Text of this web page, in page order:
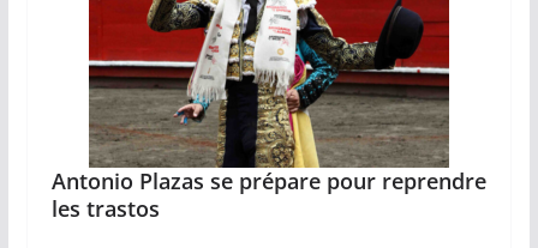
Antonio Plazas se prépare pour reprendre
les trastos